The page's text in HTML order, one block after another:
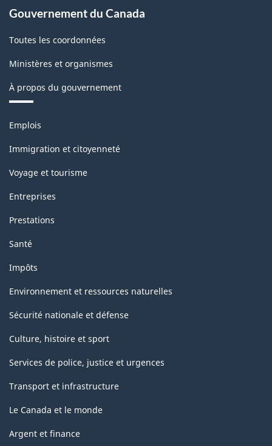
Gouvernement du Canada
Toutes les coordonnées
Ministères et organismes
À propos du gouvernement
Thèmes
sujets
Emplois
Immigration et citoyenneté
Voyage et tourisme
Entreprises
Prestations
Santé
Impôts
Environnement et ressources naturelles
Sécurité nationale et défense
Culture, histoire et sport
Services de police, justice et urgences
Transport et infrastructure
Le Canada et le monde
Argent et finance